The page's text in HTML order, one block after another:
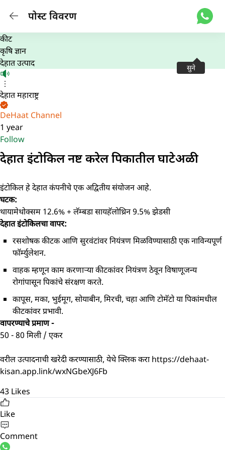
पोस्ट विवरण
सुने
कीट
कृषि ज्ञान
देहात उत्पाद
देहात महाराष्ट्र
DeHaat Channel
1 year
Follow
देहात इंटोकिल नष्ट करेल पिकातील घाटेअळी
इंटोकिल हे देहात कंपनीचे एक अद्वितीय संयोजन आहे.
घटक:
थायामेथोक्सम 12.6% + लॅम्बडा सायहॅलोथ्रिन 9.5% झेडसी
देहात इंटोकिलचा वापर:
रसशोषक कीटक आणि सुरवंटांवर नियंत्रण मिळविण्यासाठी एक नाविन्यपूर्ण
फॉर्म्युलेशन.
वाहक म्हणून काम करणाऱ्या कीटकांवर नियंत्रण ठेवून विषाणूजन्य
रोगांपासून पिकांचे संरक्षण करते.
कापूस, मका, भुईमूग, सोयाबीन, मिरची, चहा आणि टोमॅटो या पिकांमधील
कीटकांवर प्रभावी.
वापरण्याचे प्रमाण -
50 - 80 मिली / एकर
वरील उत्पादनाची खरेदी करण्यासाठी, येथे क्लिक कराhttps://dehaat-
kisan.app.link/wxNGbeXJ6Fb
43 Likes
Like
Comment